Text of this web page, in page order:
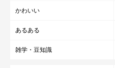
かわいい
あるある
雑学・豆知識